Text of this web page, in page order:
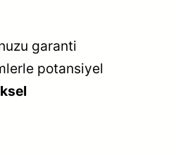
garanti
potansiyel